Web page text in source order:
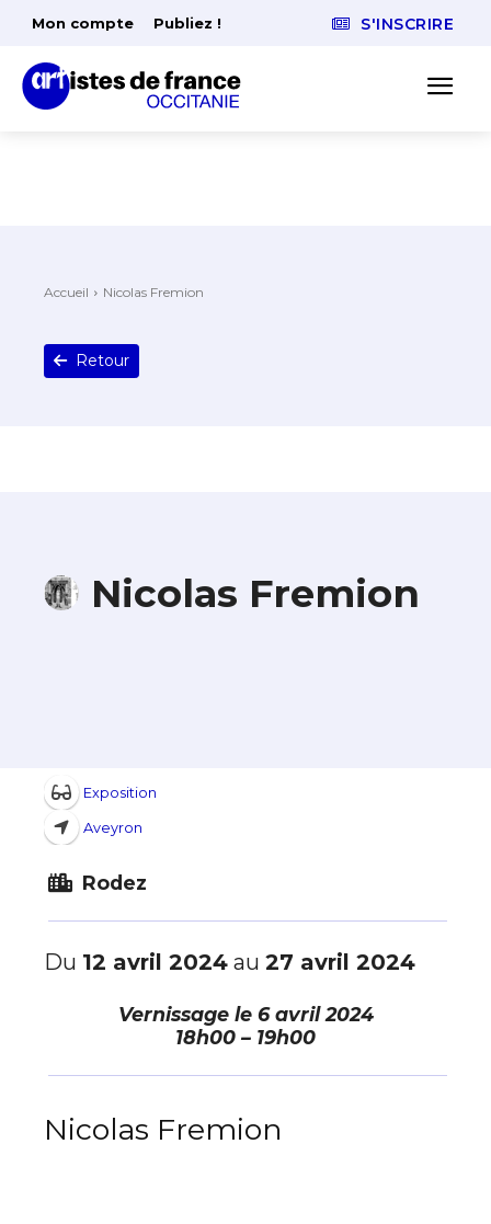
Mon compte Publiez ! S'INSCRIRE
Accueil Nicolas Fremion
Retour
Nicolas Fremion
Exposition
Aveyron
Rodez
Du 12 avril 2024 au 27 avril 2024
Vernissage le 6 avril 2024
18h00 – 19h00
Nicolas Fremion